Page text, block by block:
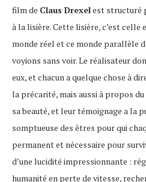
film de Claus Drexelest structuré
à la lisière. Cette lisière, c’est celle
monde réel et ce monde parallèle
voyions sans voir. Le réalisateur
eux, et chacun a quelque chose à
la précarité, mais aussi à propos
sa beauté, et leur témoignage a la
somptueuse des êtres pour qui
permanent et nécessaire pour
d’une lucidité impressionnante :
humanité en perte de vitesse,